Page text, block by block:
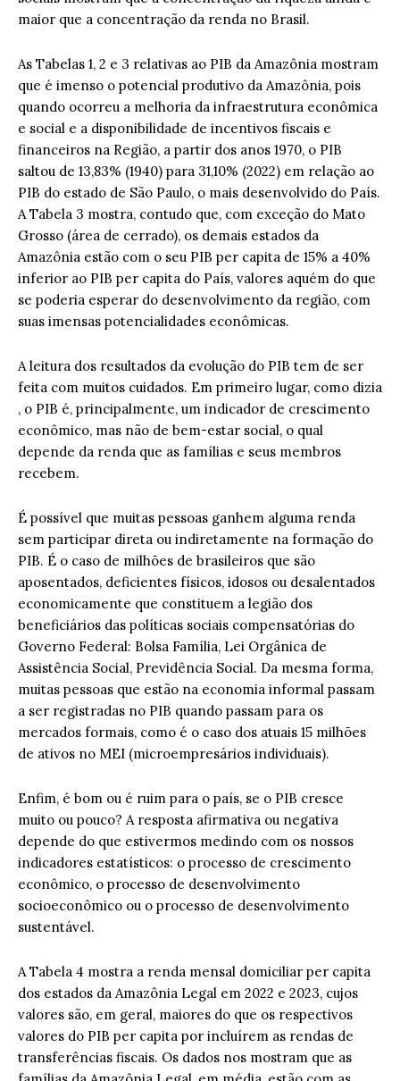
maior que a concentração da renda no Brasil.
As Tabelas 1, 2 e 3 relativas ao PIB da Amazônia mostram
que é imenso o potencial produtivo da Amazônia, pois
quando ocorreu a melhoria da infraestrutura econômica
e social e a disponibilidade de incentivos fiscais e
financeiros na Região, a partir dos anos 1970, o PIB
saltou de 13,83% (1940) para 31,10% (2022) em relação ao
PIB do estado de São Paulo, o mais desenvolvido do País.
A Tabela 3 mostra, contudo que, com exceção do Mato
Grosso (área de cerrado), os demais estados da
Amazônia estão com o seu PIB per capita de 15% a 40%
inferior ao PIB per capita do País, valores aquém do que
se poderia esperar do desenvolvimento da região, com
suas imensas potencialidades econômicas.
A leitura dos resultados da evolução do PIB tem de ser
feita com muitos cuidados. Em primeiro lugar, como dizia
, o PIB é, principalmente, um indicador de crescimento
econômico, mas não de bem-estar social, o qual
depende da renda que as famílias e seus membros
recebem.
É possível que muitas pessoas ganhem alguma renda
sem participar direta ou indiretamente na formação do
PIB. É o caso de milhões de brasileiros que são
aposentados, deficientes físicos, idosos ou desalentados
economicamente que constituem a legião dos
beneficiários das políticas sociais compensatórias do
Governo Federal: Bolsa Família, Lei Orgânica de
Assistência Social, Previdência Social. Da mesma forma,
muitas pessoas que estão na economia informal passam
a ser registradas no PIB quando passam para os
mercados formais, como é o caso dos atuais 15 milhões
de ativos no MEI (microempresários individuais).
Enfim, é bom ou é ruim para o país, se o PIB cresce
muito ou pouco? A resposta afirmativa ou negativa
depende do que estivermos medindo com os nossos
indicadores estatísticos: o processo de crescimento
econômico, o processo de desenvolvimento
socioeconômico ou o processo de desenvolvimento
sustentável.
A Tabela 4 mostra a renda mensal domiciliar per capita
dos estados da Amazônia Legal em 2022 e 2023, cujos
valores são, em geral, maiores do que os respectivos
valores do PIB per capita por incluírem as rendas de
transferências fiscais. Os dados nos mostram que as